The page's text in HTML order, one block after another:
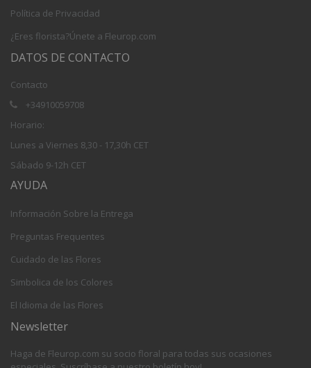
Política de Privacidad
¿Eres florista?Únete a Fleurop.com
DATOS DE CONTACTO
Contacto
+34910059708
Horario:
Lunes a Viernes 8,30 - 17,30h CET
Sábado 9-12h CET
AYUDA
Información Sobre la Entrega
Preguntas Frequentes
Cuidado de las Flores
Simbolica de los Colores
El Idioma de las Flores
Newsletter
Haga de Fleurop.com su socio floral para todas sus ocasiones